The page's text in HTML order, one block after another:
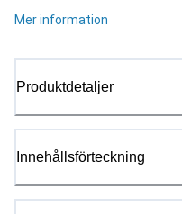
Mer information
Produktdetaljer
Innehållsförteckning